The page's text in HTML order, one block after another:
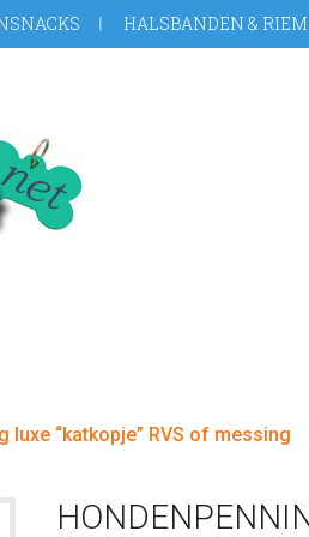
HALSBANDEN &
luxe “katkopje” RVS of messing